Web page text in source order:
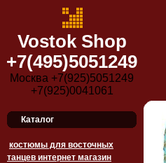
Vostok Shop
+7(495)5051249
Москва +7(925)5051249
+7(925)0041061
Каталог
костюмы для восточных
танцев интернет магазин